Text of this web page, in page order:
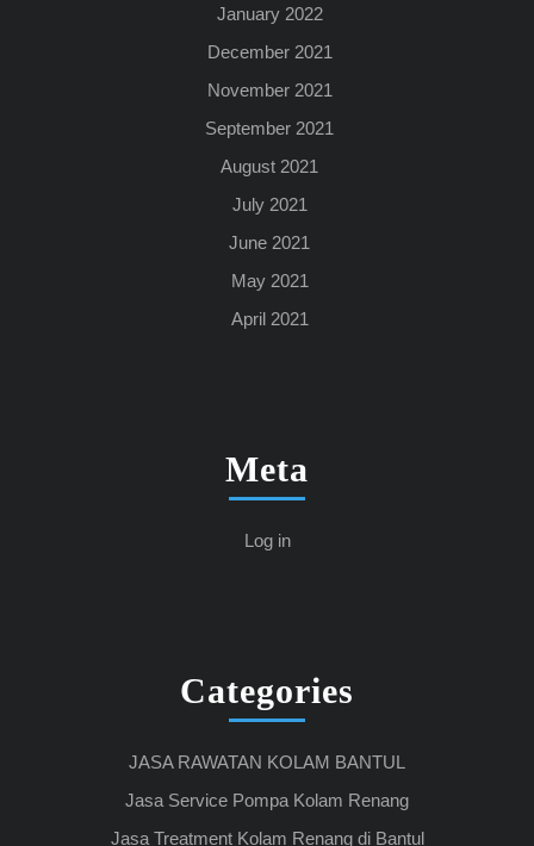
January 2022
December 2021
November 2021
September 2021
August 2021
July 2021
June 2021
May 2021
April 2021
Meta
Log in
Categories
JASA RAWATAN KOLAM BANTUL
Jasa Service Pompa Kolam Renang
Jasa Treatment Kolam Renang di Bantul